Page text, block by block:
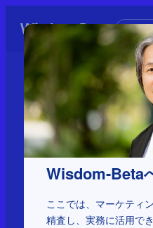
Wisdom-Beta
ここでは、マーケティ
精査し、実務に活用で
初めて